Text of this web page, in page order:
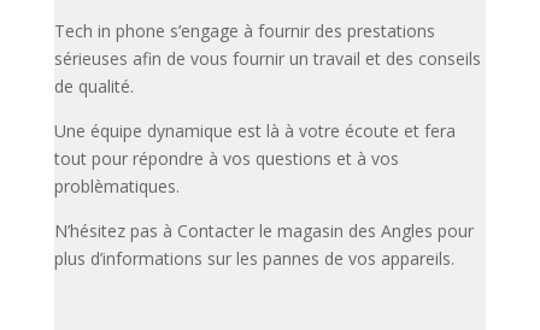
Tech in phone s’engage à fournir des prestations
sérieuses afin de vous fournir un travail et des conseils
de qualité.
Une équipe dynamique est là à votre écoute et fera
tout pour répondre à vos questions et à vos
problèmatiques.
N’hésitez pas à Contacter le magasin des Angles pour
plus d’informations sur les pannes de vos appareils.